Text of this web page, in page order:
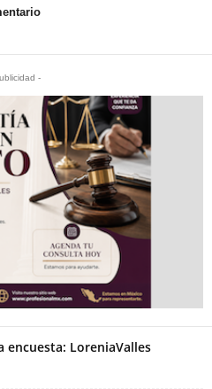
-
encuesta: LoreniaValles